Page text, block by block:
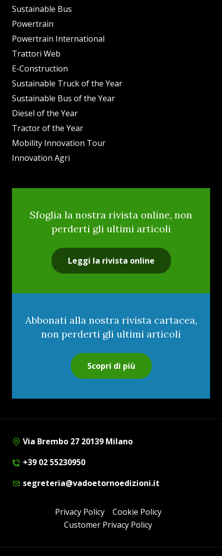
Sustainable Bus
Powertrain
Powertrain International
Trattori Web
E-Construction
Sustainable Truck of the Year
Sustainable Bus of the Year
Diesel of the Year
Tractor of the Year
Mobility Innovation Tour
Innovation Agri
Sfoglia la nostra rivista online, non
perderti gli ultimi articoli
Leggi la rivista online
Abbonati alla nostra rivista cartacea,
non perderti gli ultimi articoli
Scopri di più
Via Brembo 27 20139 Milano
+39 02 55230950
segreteria@vadoetornoedizioni.it
Privacy Policy
Cookie Policy
Customer Privacy Policy